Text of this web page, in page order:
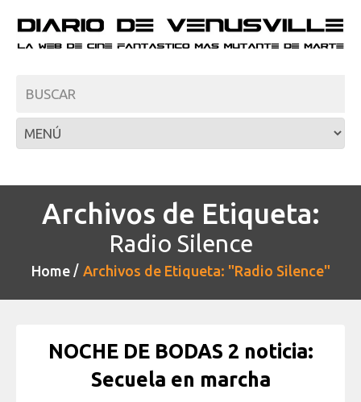
Archivos de Etiqueta:
Radio Silence
Home Archivos de Etiqueta: "Radio Silence"
NOCHE DE BODAS 2 noticia:
Secuela en marcha